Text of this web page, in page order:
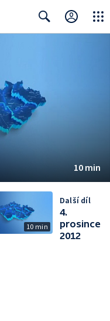
10 min
10 min
Další díl
4.
prosince
2012